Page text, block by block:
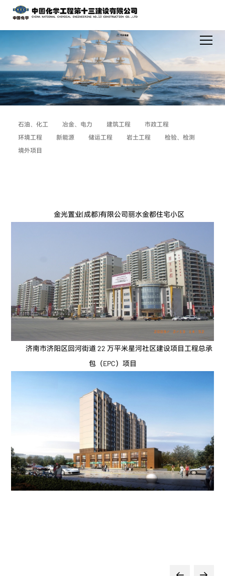
石油、化工 冶金、电力 建筑工程
市政工程
环境工程
新能源 储运工程 岩土工程
检验、检测
境外项目
金光置业(成都)有限公司丽水金都住宅小区
济南市济阳区回河街道 22 万平米星河社区建设项目工程总承
包（EPC）项目